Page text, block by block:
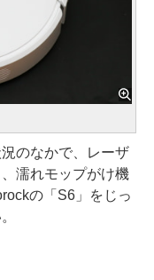
のなかで、レーザ
濡れモップがけ機
の「S6」をじっ